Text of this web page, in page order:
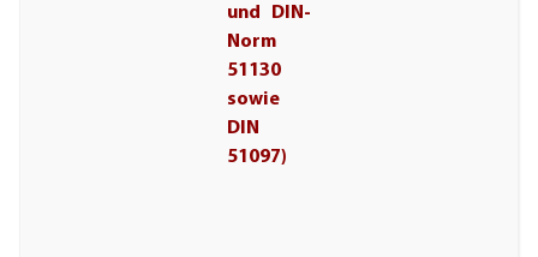
und DIN-
Norm
51130
sowie
DIN
51097)